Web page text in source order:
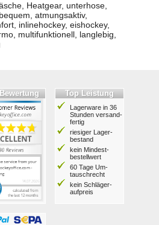
Heatgear, unterhose,
atmungsaktiv,
inlinehockey, eishockey,
multifunktionell, langlebig,
Top Leistung
Lagerware in 36
Stunden ver­sand­
fertig
riesiger Lager­
bestand
kein Mindest­
bestell­wert
60 Tage Um­
tausch­recht
kein Schläger­
aufpreis